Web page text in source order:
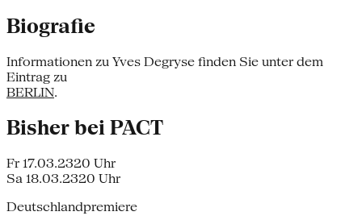
Biografie
Informationen zu Yves Degryse finden Sie unter dem
Eintrag zu
BERLIN.
Bisher bei PACT
Fr 17.03.2320 Uhr
Sa 18.03.2320 Uhr
Deutschlandpremiere